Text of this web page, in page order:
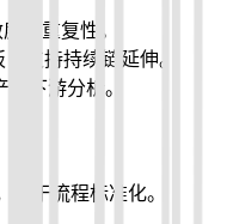
与重复性。
支持持续链延伸。
下游分析。
便于流程标准化。